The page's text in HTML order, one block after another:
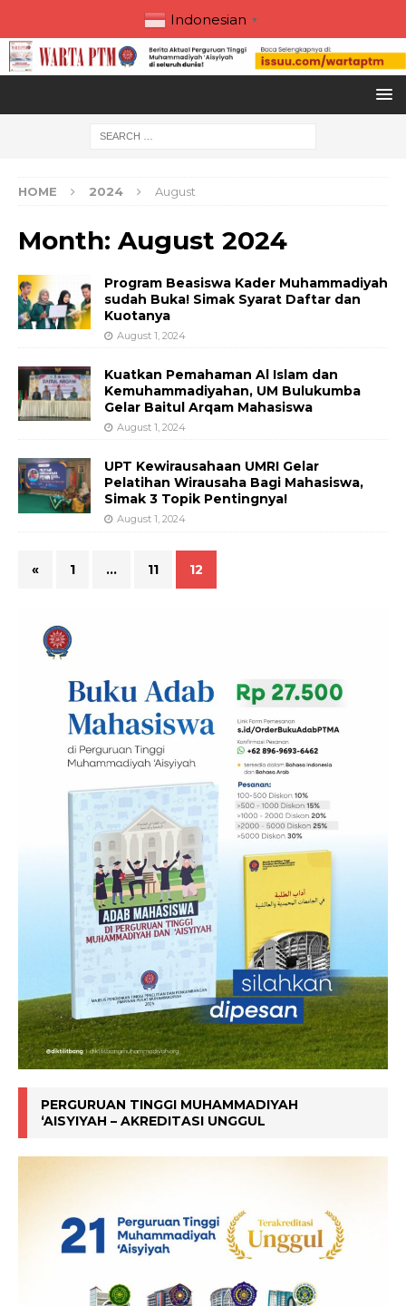
Indonesian ▼
HOME 2024 August
Month: August 2024
Program Beasiswa Kader Muhammadiyah
sudah Buka! Simak Syarat Daftar dan
Kuotanya
August 1, 2024
Kuatkan Pemahaman Al Islam dan
Kemuhammadiyahan, UM Bulukumba
Gelar Baitul Arqam Mahasiswa
August 1, 2024
UPT Kewirausahaan UMRI Gelar
Pelatihan Wirausaha Bagi Mahasiswa,
Simak 3 Topik Pentingnya!
August 1, 2024
« 1 … 11 12
PERGURUAN TINGGI MUHAMMADIYAH
‘AISYIYAH – AKREDITASI UNGGUL